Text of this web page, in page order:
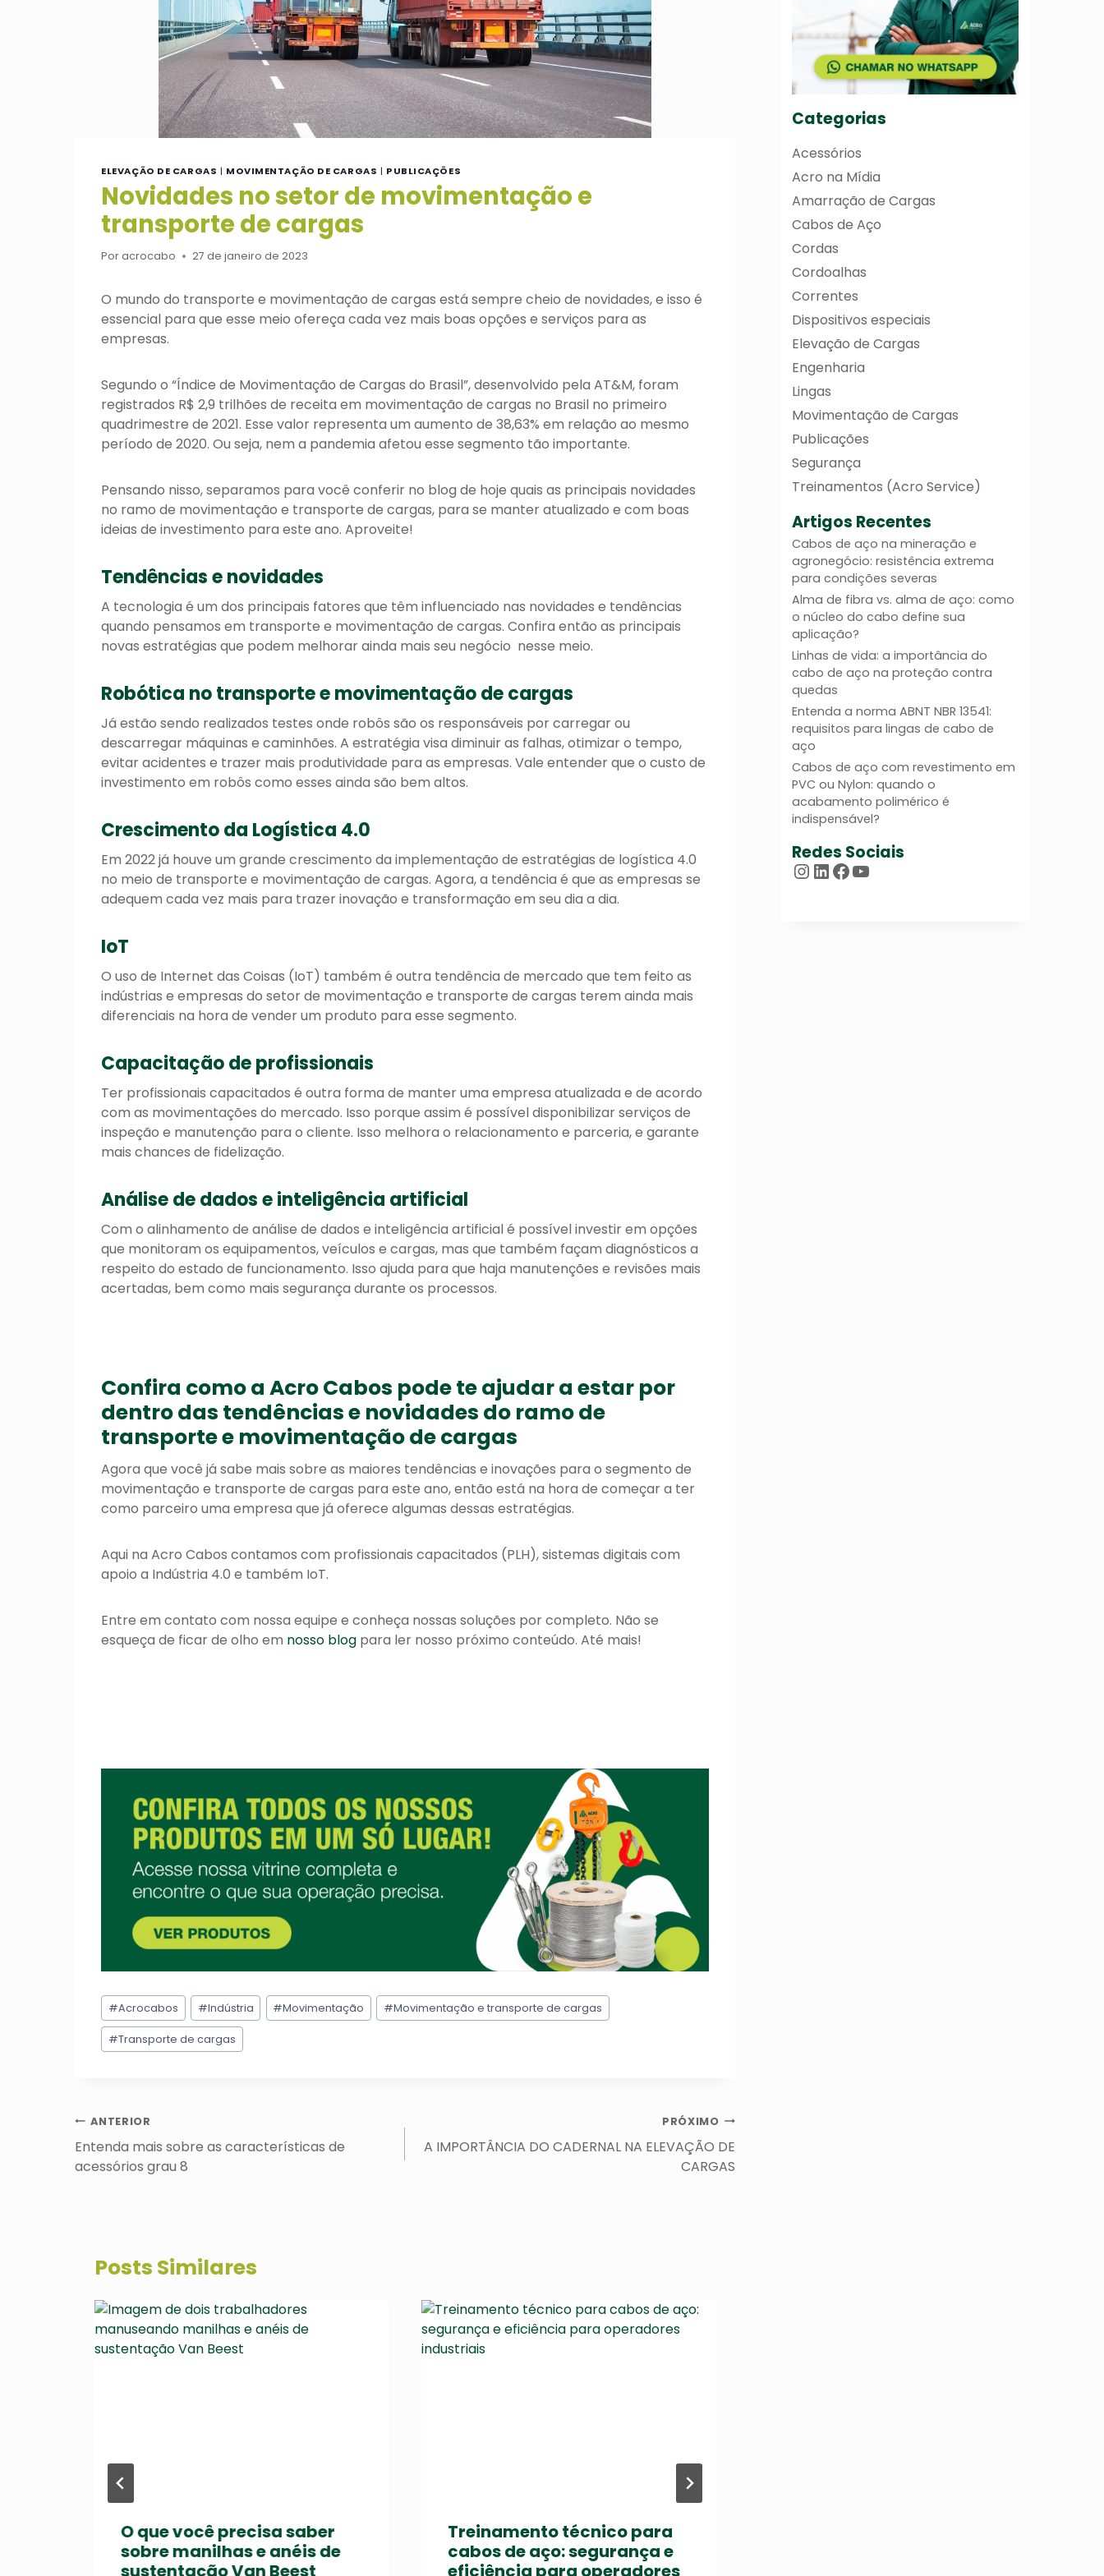
ELEVAÇÃO DE CARGAS | MOVIMENTAÇÃO DE CARGAS | PUBLICAÇÕES
Novidades no setor de movimentação e
transporte de cargas
Poracrocabo 27 de janeiro de 2023
O mundo do transporte e movimentação de cargas está sempre cheio de novidades, e isso é
essencial para que esse meio ofereça cada vez mais boas opções e serviços para as
empresas.
Segundo o“Índice de Movimentação de Cargas do Brasil”, desenvolvido pela AT&M, foram
registrados R$ 2,9 trilhões de receita em movimentação de cargas no Brasil no primeiro
quadrimestre de 2021. Esse valor representa um aumento de 38,63% em relação ao mesmo
período de 2020. Ou seja, nem a pandemia afetou esse segmento tão importante.
Pensando nisso, separamos para você conferir no blog de hoje quais as principais novidades
no ramo de movimentação e transporte de cargas, para se manter atualizado e com boas
ideias de investimento para este ano. Aproveite!
Tendências e novidades
A tecnologia é um dos principais fatores que têm influenciado nas novidades e tendências
quando pensamos em transporte e movimentação de cargas. Confira então as principais
novas estratégias que podem melhorar ainda mais seu negócio nesse meio.
Robótica no transporte e movimentação de cargas
Já estão sendo realizados testes onde robôs são os responsáveis por carregar ou
descarregar máquinas e caminhões. A estratégia visa diminuir as falhas, otimizar o tempo,
evitar acidentes e trazer mais produtividade para as empresas. Vale entender que o custo de
investimento em robôs como esses ainda são bem altos.
Crescimento da Logística 4.0
Em 2022 já houve um grande crescimento da implementação de estratégias de logística 4.0
no meio de transporte e movimentação de cargas. Agora, a tendência é que as empresas se
adequem cada vez mais para trazer inovação e transformação em seu dia a dia.
IoT
O uso de Internet das Coisas (IoT) também é outra tendência de mercado que tem feito as
indústrias e empresas do setor de movimentação e transporte de cargas terem ainda mais
diferenciais na hora de vender um produto para esse segmento.
Capacitação de profissionais
Ter profissionais capacitados é outra forma de manter uma empresa atualizada e de acordo
com as movimentações do mercado. Isso porque assim é possível disponibilizar serviços de
inspeção e manutenção para o cliente. Isso melhora o relacionamento e parceria, e garante
mais chances de fidelização.
Análise de dados e inteligência artificial
Com o alinhamento de análise de dados e inteligência artificial é possível investir em opções
que monitoram os equipamentos, veículos e cargas, mas que também façam diagnósticos a
respeito do estado de funcionamento. Isso ajuda para que haja manutenções e revisões mais
acertadas, bem como mais segurança durante os processos.
Confira como a Acro Cabos pode te ajudar a estar por
dentro das tendências e novidades do ramo de
transporte e movimentação de cargas
Agora que você já sabe mais sobre as maiores tendências e inovações para o segmento de
movimentação e transporte de cargas para este ano, então está na hora de começar a ter
como parceiro uma empresa que já oferece algumas dessas estratégias.
Aqui na Acro Cabos contamos com profissionais capacitados (PLH), sistemas digitais com
apoio a Indústria 4.0 e também IoT.
Entre em contato com nossa equipe e conheça nossas soluções por completo. Não se
esqueça de ficar de olho em nosso blog para ler nosso próximo conteúdo. Até mais!
Tags
do
Post:
#Acrocabos #Indústria #Movimentação #Movimentação e transporte de cargas
#Transporte de cargas
Navegação
de
Post
ANTERIOR
Entenda mais sobre as características de
acessórios grau 8
PRÓXIMO
A IMPORTÂNCIA DO CADERNAL NA ELEVAÇÃO DE
CARGAS
Posts Similares
O que você precisa saber
sobre manilhas e anéis de
Treinamento técnico para
cabos de aço: segurança e
Categorias
Acessórios
Acro na Mídia
Amarração de Cargas
Cabos de Aço
Cordas
Cordoalhas
Correntes
Dispositivos especiais
Elevação de Cargas
Engenharia
Lingas
Movimentação de Cargas
Publicações
Segurança
Treinamentos (Acro Service)
Artigos Recentes
Cabos de aço na mineração e
agronegócio: resistência extrema
para condições severas
Alma de fibra vs. alma de aço: como
o núcleo do cabo define sua
aplicação?
Linhas de vida: a importância do
cabo de aço na proteção contra
quedas
Entenda a norma ABNT NBR 13541:
requisitos para lingas de cabo de
aço
Cabos de aço com revestimento em
PVC ou Nylon: quando o
acabamento polimérico é
indispensável?
Redes Sociais
Instagram
LinkedIn
Facebook
Youtube